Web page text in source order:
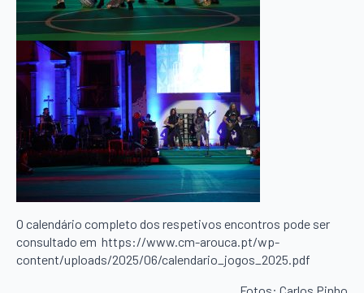
O calendário completo dos respetivos encontros pode ser
consultado em https://www.cm-arouca.pt/wp-
content/uploads/2025/06/calendario_jogos_2025.pdf